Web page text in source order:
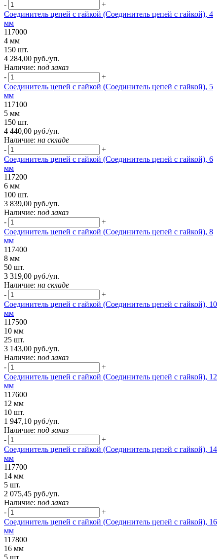
-
+
Соединитель цепей с гайкой (Соединитель цепей с гайкой), 4
мм
117000
4 мм
150 шт.
4 284,00 руб./уп.
Наличие: под заказ
-
+
Соединитель цепей с гайкой (Соединитель цепей с гайкой), 5
мм
117100
5 мм
150 шт.
4 440,00 руб./уп.
Наличие: на складе
-
+
Соединитель цепей с гайкой (Соединитель цепей с гайкой), 6
мм
117200
6 мм
100 шт.
3 839,00 руб./уп.
Наличие: под заказ
-
+
Соединитель цепей с гайкой (Соединитель цепей с гайкой), 8
мм
117400
8 мм
50 шт.
3 319,00 руб./уп.
Наличие: на складе
-
+
Соединитель цепей с гайкой (Соединитель цепей с гайкой), 10
мм
117500
10 мм
25 шт.
3 143,00 руб./уп.
Наличие: под заказ
-
+
Соединитель цепей с гайкой (Соединитель цепей с гайкой), 12
мм
117600
12 мм
10 шт.
1 947,10 руб./уп.
Наличие: под заказ
-
+
Соединитель цепей с гайкой (Соединитель цепей с гайкой), 14
мм
117700
14 мм
5 шт.
2 075,45 руб./уп.
Наличие: под заказ
-
+
Соединитель цепей с гайкой (Соединитель цепей с гайкой), 16
мм
117800
16 мм